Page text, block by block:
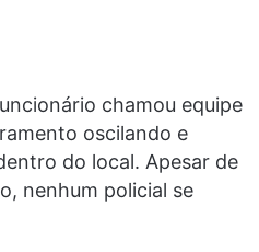
chamou equipe
oscilando e
do local. Apesar de
nenhum policial se